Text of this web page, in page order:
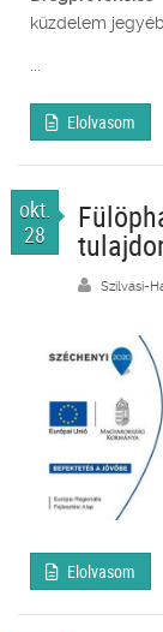
küzdelem
Elolvasom
okt.
28
Szilvási-
Elolvasom